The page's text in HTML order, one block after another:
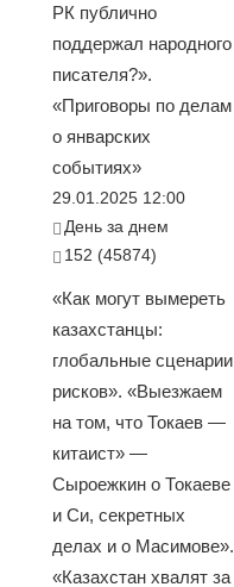
РК публично
поддержал народного
писателя?».
«Приговоры по делам
о январских
событиях»
29.01.2025 12:00
День за днем
152 (45874)
«Как могут вымереть
казахстанцы:
глобальные сценарии
рисков». «Выезжаем
на том, что Токаев —
китаист» —
Сыроежкин о Токаеве
и Си, секретных
делах и о Масимове».
«Казахстан хвалят за